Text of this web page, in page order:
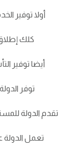
أولا توفير
كلك
أيضا توفير
توفر
تقدم الدولة
تعمل الدولة